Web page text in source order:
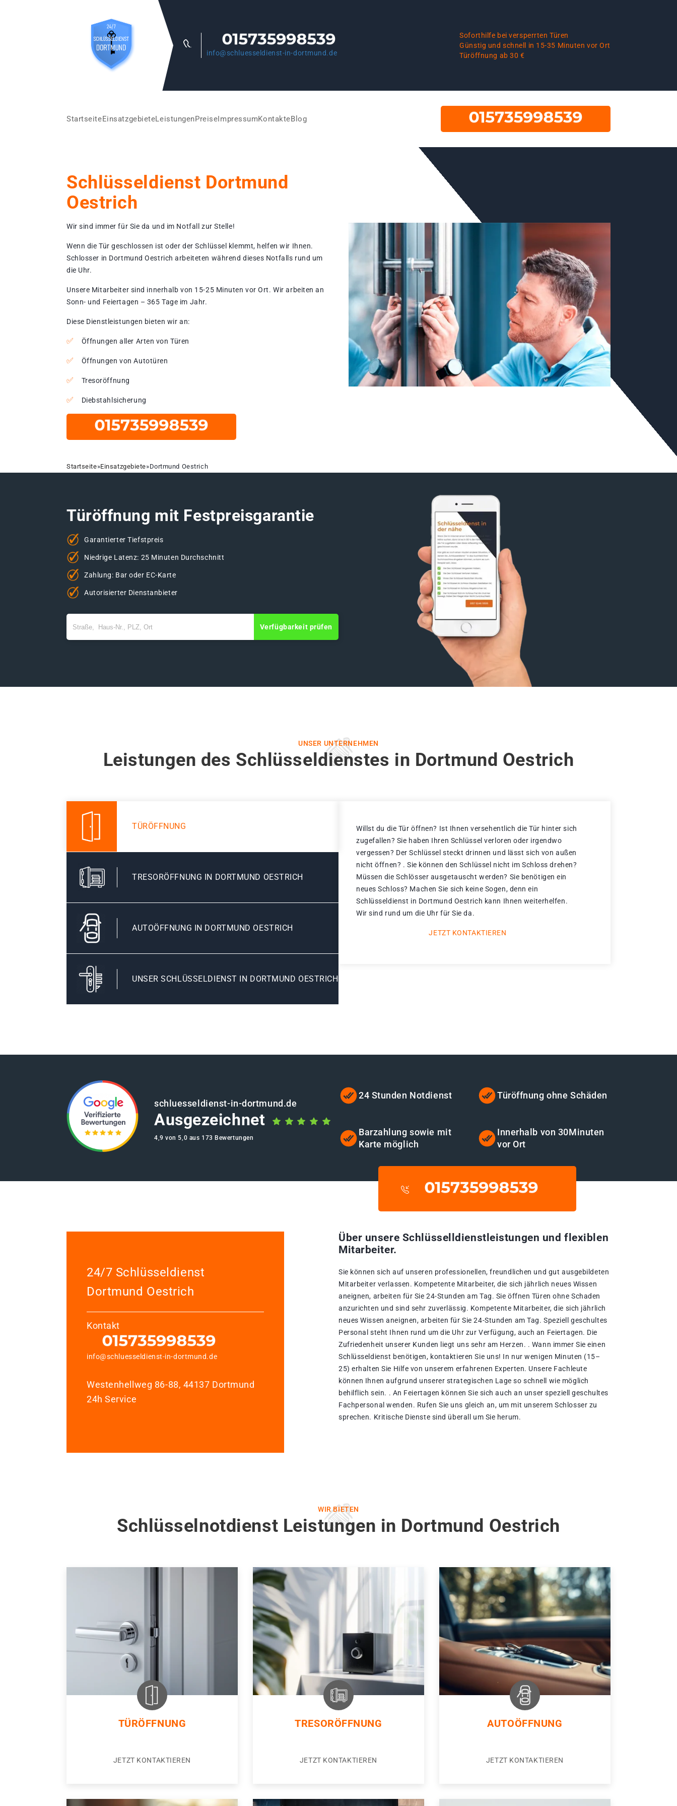
info@schluesseldienst-in-dortmund.de
Soforthilfe bei versperrten Türen
Günstig und schnell in 15-35 Minuten vor Ort
Türöffnung ab 30 €
StartseiteEinsatzgebieteLeistungenPreiseImpressumKontakteBlog
Schlüsseldienst Dortmund
Oestrich
Wir sind immer für Sie da und im Notfall zur Stelle!
Wenn die Tür geschlossen ist oder der Schlüssel klemmt, helfen wir Ihnen.
Schlosser in Dortmund Oestrich arbeiteten während dieses Notfalls rund um
die Uhr.
Unsere Mitarbeiter sind innerhalb von 15-25 Minuten vor Ort. Wir arbeiten an
Sonn- und Feiertagen – 365 Tage im Jahr.
Diese Dienstleistungen bieten wir an:
Öffnungen aller Arten von Türen
Öffnungen von Autotüren
Tresoröffnung
Diebstahlsicherung
Startseite»Einsatzgebiete»Dortmund Oestrich
Türöffnung mit Festpreisgarantie
Garantierter Tiefstpreis
Niedrige Latenz: 25 Minuten Durchschnitt
Zahlung: Bar oder EC-Karte
Autorisierter Dienstanbieter
Verfügbarkeit prüfen
UNSER UNTERNEHMEN
Leistungen des Schlüsseldienstes in Dortmund Oestrich
TÜRÖFFNUNG
TRESORÖFFNUNG IN DORTMUND OESTRICH
AUTOÖFFNUNG IN DORTMUND OESTRICH
UNSER SCHLÜSSELDIENST IN DORTMUND OESTRICH
Willst du die Tür öffnen? Ist Ihnen versehentlich die Tür hinter sich
zugefallen? Sie haben Ihren Schlüssel verloren oder irgendwo
vergessen? Der Schlüssel steckt drinnen und lässt sich von außen
nicht öffnen? . Sie können den Schlüssel nicht im Schloss drehen?
Müssen die Schlösser ausgetauscht werden? Sie benötigen ein
neues Schloss? Machen Sie sich keine Sogen, denn ein
Schlüsseldienst in Dortmund Oestrich kann Ihnen weiterhelfen.
Wir sind rund um die Uhr für Sie da.
JETZT KONTAKTIEREN
schluesseldienst-in-dortmund.de
Ausgezeichnet
4,9 von 5,0 aus 173 Bewertungen
24 Stunden Notdienst Türöffnung ohne Schäden
Barzahlung sowie mit
Karte möglich
Innerhalb von 30Minuten
vor Ort
24/7 Schlüsseldienst
Dortmund Oestrich
Kontakt
info@schluesseldienst-in-dortmund.de
Westenhellweg 86-88, 44137 Dortmund
24h Service
Über unsere Schlüsselldienstleistungen und flexiblen
Mitarbeiter.
Sie können sich auf unseren professionellen, freundlichen und gut ausgebildeten
Mitarbeiter verlassen. Kompetente Mitarbeiter, die sich jährlich neues Wissen
aneignen, arbeiten für Sie 24-Stunden am Tag. Sie öffnen Türen ohne Schaden
anzurichten und sind sehr zuverlässig. Kompetente Mitarbeiter, die sich jährlich
neues Wissen aneignen, arbeiten für Sie 24-Stunden am Tag. Speziell geschultes
Personal steht Ihnen rund um die Uhr zur Verfügung, auch an Feiertagen. Die
Zufriedenheit unserer Kunden liegt uns sehr am Herzen. . Wann immer Sie einen
Schlüsseldienst benötigen, kontaktieren Sie uns! In nur wenigen Minuten (15–
25) erhalten Sie Hilfe von unserem erfahrenen Experten. Unsere Fachleute
können Ihnen aufgrund unserer strategischen Lage so schnell wie möglich
behilflich sein. . An Feiertagen können Sie sich auch an unser speziell geschultes
Fachpersonal wenden. Rufen Sie uns gleich an, um mit unserem Schlosser zu
sprechen. Kritische Dienste sind überall um Sie herum.
WIR BIETEN
Schlüsselnotdienst Leistungen in Dortmund Oestrich
TÜRÖFFNUNG
JETZT KONTAKTIEREN
TRESORÖFFNUNG
JETZT KONTAKTIEREN
AUTOÖFFNUNG
JETZT KONTAKTIEREN